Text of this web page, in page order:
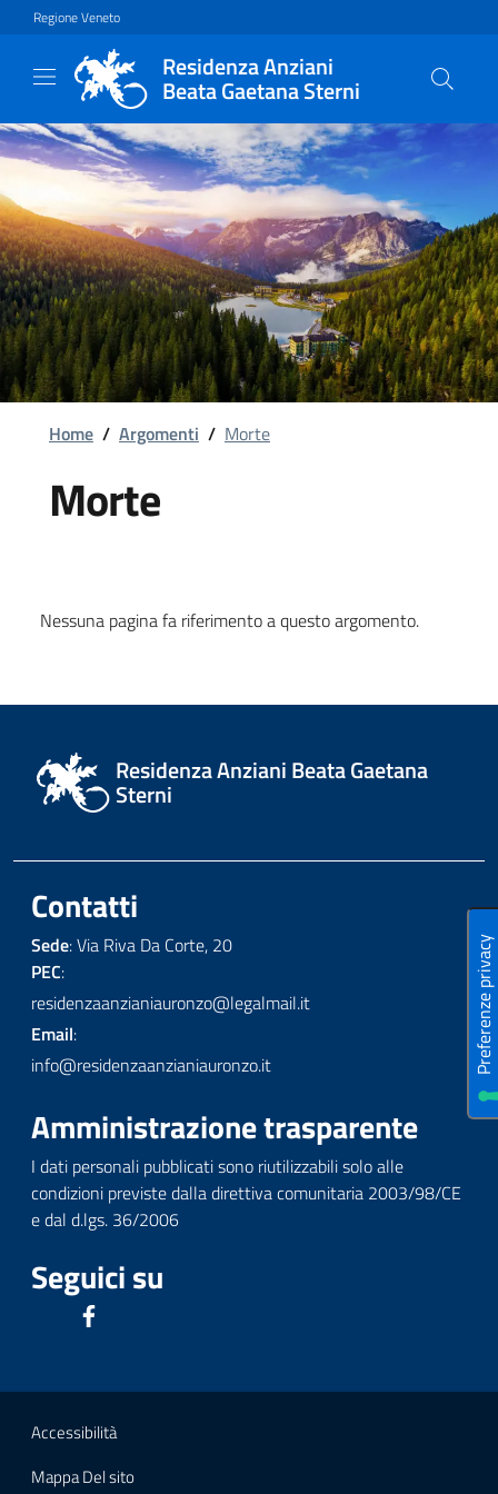
Vai al contenuto principale
Vai al footer
Regione Veneto
Residenza Anziani
Beata Gaetana Sterni
Home / Argomenti / Morte
Morte
Nessuna pagina fa riferimento a questo argomento.
Residenza Anziani Beata Gaetana
Sterni
Contatti
Sede: Via Riva Da Corte, 20
PEC:
residenzaanzianiauronzo@legalmail.it
Email:
info@residenzaanzianiauronzo.it
Amministrazione trasparente
I dati personali pubblicati sono riutilizzabili solo alle
condizioni previste dalla direttiva comunitaria 2003/98/CE
e dal d.lgs. 36/2006
Seguici su
Accessibilità
Mappa Del sito